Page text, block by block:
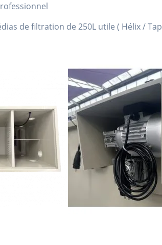
de filtration de 250L utile ( Hélix /